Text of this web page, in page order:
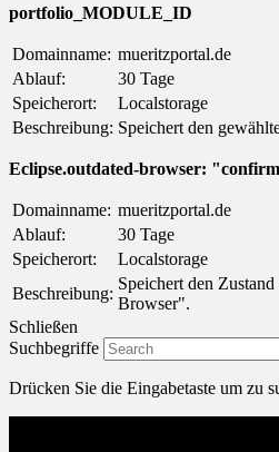
portfolio_MODULE_ID
Domainname: mueritzportal.de
Ablauf:
30 Tage
Speicherort:
Localstorage
Beschreibung: Speichert den
Eclipse.outdated-browser:
Domainname: mueritzportal.de
Ablauf:
30 Tage
Speicherort:
Localstorage
Beschreibung:
Speichert den
Browser".
Schließen
Suchbegriffe
Drücken Sie die Eingabetaste um zu